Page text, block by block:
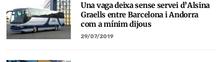
Una vaga deixa sense servei d’Alsina
Graells entre Barcelona i Andorra
com a mínim dijous
29/07/2019